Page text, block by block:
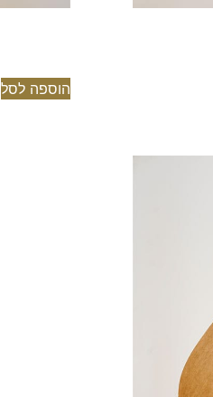
הוספה לסל